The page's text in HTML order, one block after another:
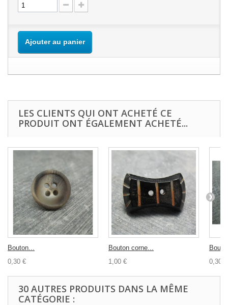
Ajouter au panier
LES CLIENTS QUI ONT ACHETÉ CE
PRODUIT ONT ÉGALEMENT ACHETÉ...
Bouton...
0,30 €
Bouton corne...
1,00 €
0,30 €
30 AUTRES PRODUITS DANS LA MÊME
CATÉGORIE :